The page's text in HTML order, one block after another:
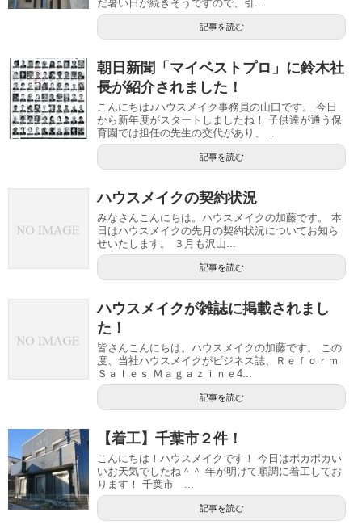
だ暑い日が続きそうですので、引...
記事を読む
朝日新聞「マイベストプロ」に鈴木社
長が紹介されました！
こんにちは♪ハウスメイク事務員の山口です。 今日
から新年度がスタートしましたね！ 子供達が通う保
育園では担任の先生の交代があり、...
記事を読む
ハウスメイクの契約状況
みなさんこんにちは。ハウスメイクの加藤です。 本
日はハウスメイクの先月の契約状況についてお知ら
せいたします。 ３月も沢山...
記事を読む
ハウスメイクが雑誌に掲載されまし
た！
皆さんこんにちは。ハウスメイクの加藤です。 この
度、当社ハウスメイクがビジネス誌、Ｒｅｆｏｒｍ
Ｓａｌｅｓ Ｍａｇａｚｉｎｅ4...
記事を読む
【着工】千葉市２件！
こんにちは！ハウスメイクです！ 今日はポカポカい
いお天気でしたね＾＾ 年が明けて順調に着工してお
ります！ 千葉市 ...
記事を読む